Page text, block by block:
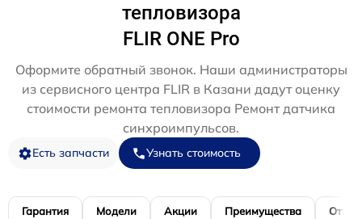
тепловизора
FLIR ONE Pro
Оформите обратный звонок. Наши администраторы
из сервисного центра FLIR в Казани дадут оценку
стоимости ремонта тепловизора Ремонт датчика
синхроимпульсов.
Есть запчасти Узнать стоимость
Гарантия Модели Акции Преимущества